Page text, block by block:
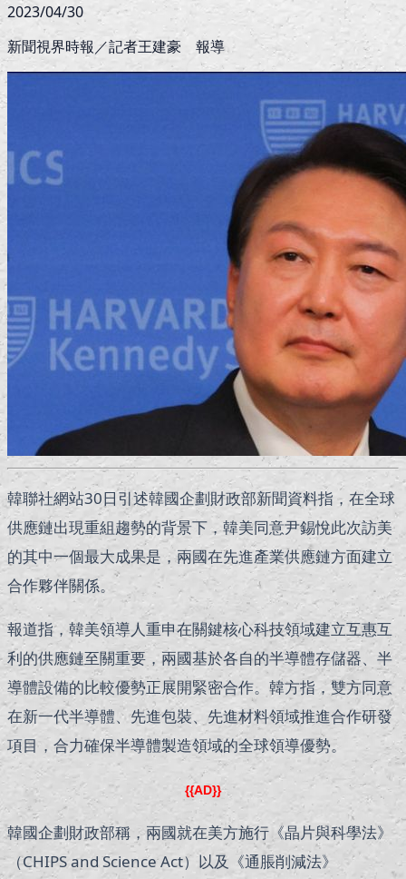
2023/04/30
新聞視界時報／記者王建豪 報導
韓聯社網站30日引述韓國企劃財政部新聞資料指，在全球
供應鏈出現重組趨勢的背景下，韓美同意尹錫悅此次訪美
的其中一個最大成果是，兩國在先進產業供應鏈方面建立
合作夥伴關係。
報道指，韓美領導人重申在關鍵核心科技領域建立互惠互
利的供應鏈至關重要，兩國基於各自的半導體存儲器、半
導體設備的比較優勢正展開緊密合作。韓方指，雙方同意
在新一代半導體、先進包裝、先進材料領域推進合作研發
項目，合力確保半導體製造領域的全球領導優勢。
{{AD}}
韓國企劃財政部稱，兩國就在美方施行《晶片與科學法》
（CHIPS and Science Act）以及《通脹削減法》